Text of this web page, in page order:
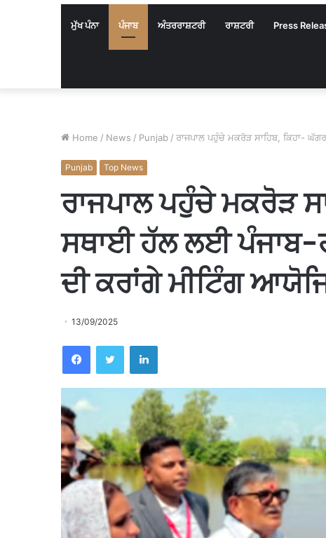
ਮੁੱਖ ਪੰਨਾ ਪੰਜਾਬ ਅੰਤਰਰਾਸ਼ਟਰੀ ਰਾਸ਼ਟਰੀ Press
Home / News / Punjab / ਰਾਜਪਾਲ ਪਹੁੰਚੇ ਮਕਰੋੜ ਸਾਹਿਬ, ਕਿਹਾ-
Punjab Top News
ਰਾਜਪਾਲ ਪਹੁੰਚੇ ਮਕਰੋੜ
ਸਥਾਈ ਹੱਲ ਲਈ
ਦੀ ਕਰਾਂਗੇ ਮੀਟਿੰਗ
13/09/2025